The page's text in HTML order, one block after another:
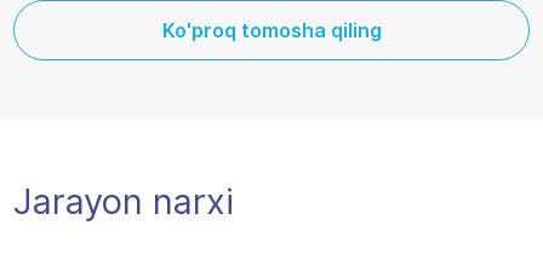
Ko'proq tomosha qiling
Jarayon narxi